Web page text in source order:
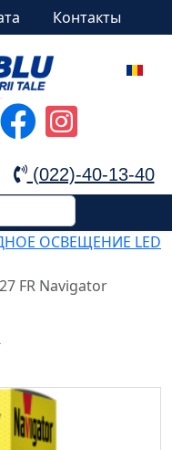
Контакты
(022)-40-13-40
ОСВЕЩЕНИЕ LED
FR Navigator